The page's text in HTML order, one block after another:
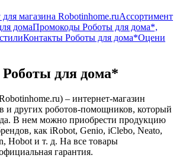
магазина Robotinhome.ruАссортимент
домаПромокоды Роботы для дома*,
Контакты Роботы для дома*Оцени
для дома*
– интернет-магазин
и других роботов-помощников, который
В нем можно приобрести продукцию
как iRobot, Genio, iClebo, Neato,
Hobot и т. д. На все товары
гарантия.